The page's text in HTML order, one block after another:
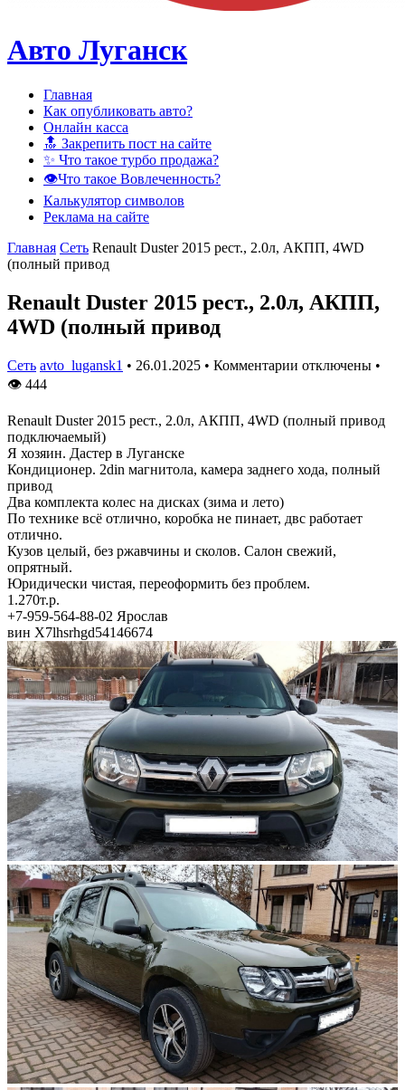
Авто Луганск
Главная
Как опубликовать авто?
Онлайн касса
🔝 Закрепить пост на сайте
✨ Что такое турбо продажа?
👁️Что такое Вовлеченность?
Калькулятор символов
Реклама на сайте
Главная Сеть Renault Duster 2015 рест., 2.0л, АКПП, 4WD
(полный привод
Renault Duster 2015 рест., 2.0л, АКПП,
4WD (полный привод
Сеть avto_lugansk1 • 26.01.2025 • Комментарии отключены •
👁 444
Renault Duster 2015 рест., 2.0л, АКПП, 4WD (полный привод
подключаемый)
Я хозяин. Дастер в Луганске
Кондиционер. 2din магнитола, камера заднего хода, полный
привод
Два комплекта колес на дисках (зима и лето)
По технике всё отлично, коробка не пинает, двс работает
отлично.
Кузов целый, без ржавчины и сколов. Салон свежий,
опрятный.
Юридически чистая, переоформить без проблем.
1.270т.р.
+7-959-564-88-02 Ярослав
вин X7lhsrhgd54146674